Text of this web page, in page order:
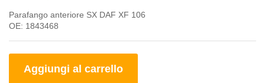
Parafango anteriore SX DAF XF 106
OE: 1843468
Aggiungi al carrello